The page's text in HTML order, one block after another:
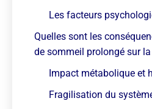
Les facteurs
Quelles sont les
de sommeil prolongé sur
Impact métabolique et
Fragilisation du